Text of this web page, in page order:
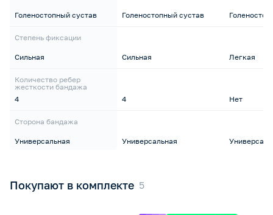
Голеностопный сустав
Степень фиксации
Сильная
Количество ребер
жесткости бандажа
4
Сторона бандажа
Универсальная
Голеностопный сустав
Сильная
4
Универсальная
Легкая
Нет
Покупают в комплекте